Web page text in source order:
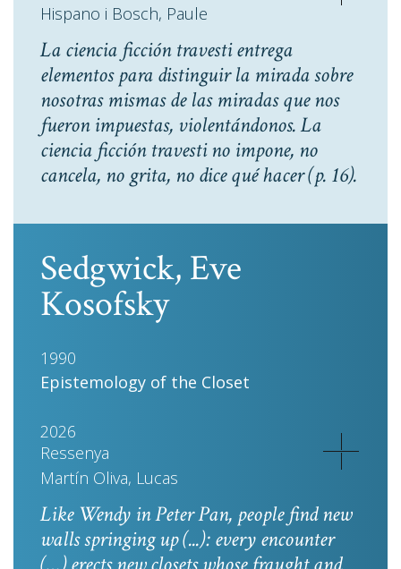
Hispano i Bosch, Paule
La ciencia ficción travesti entrega
elementos para distinguir la mirada sobre
nosotras mismas de las miradas que nos
fueron impuestas, violentándonos. La
ciencia ficción travesti no impone, no
cancela, no grita, no dice qué hacer(p. 16).
Sedgwick, Eve
Kosofsky
1990
Epistemology of the Closet
2026
Ressenya
Martín Oliva, Lucas
Like Wendy inPeter Pan, people find new
walls springing up (...): every encounter